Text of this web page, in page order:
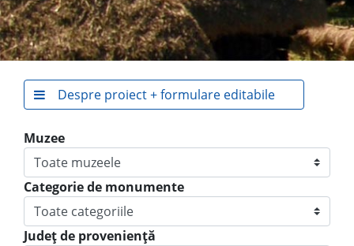
Despre proiect + formulare editabile
Muzee
Categorie de monumente
Judeţ de provenienţă